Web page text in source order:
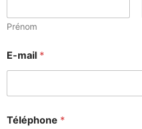
Prénom
E-mail *
Téléphone *